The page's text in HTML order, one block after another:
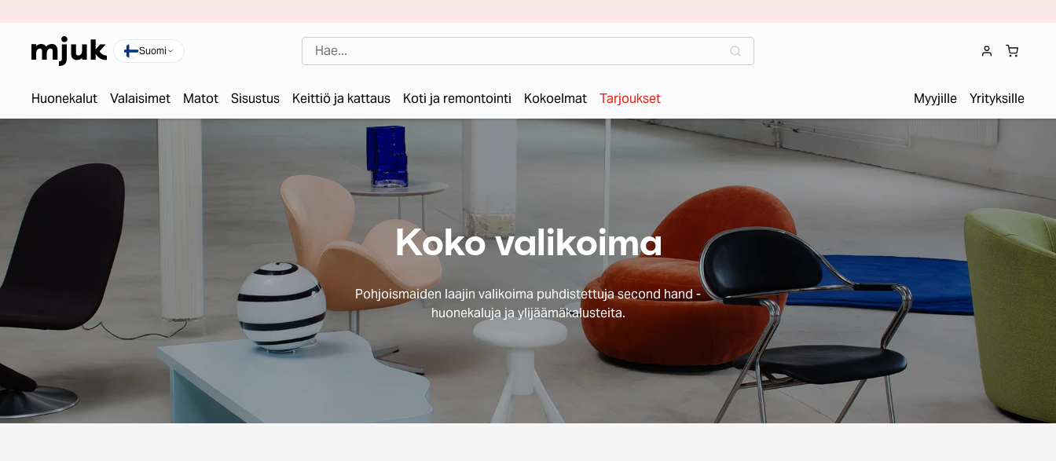
Suomi
Huonekalut Valaisimet Matot Sisustus Keittiö ja kattaus Koti ja remontointi Kokoelmat Tarjoukset Myyjille Yrityksille
Koko valikoima
Pohjoismaiden laajin valikoima puhdistettuja second hand -
huonekaluja ja ylijäämäkalusteita.